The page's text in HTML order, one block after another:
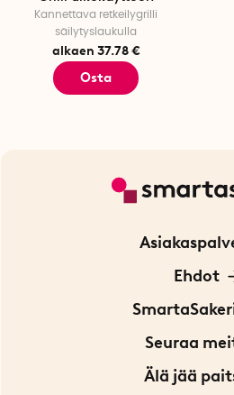
Kannettava retkeilygrilli
säilytyslaukulla
alkaen 37.78 €
Osta
Ota
Ehdot
Tietoa
Meistä
Myymälä
Seuraa
Älä jää